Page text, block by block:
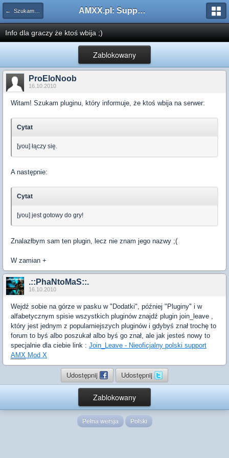
← Szukam pluginu AMXX.pl: Support AMX Mod X i SourceMod
Info dla graczy że ktoś wbija ;)
Zablokowany
ProEloNoob
16.10.2010
Witam! Szukam pluginu, który informuje, że ktoś wbija na serwer:
Cytat
[you] łączy się.
A następnie:
Cytat
[you] jest gotowy do gry!
Znalazłbym sam ten plugin, lecz nie znam jego nazwy ;(
W zamian +
.::PhaNtoMaS::.
16.10.2010
Wejdź sobie na górze w pasku w "Dodatki", później "Pluginy" i w
alfabetycznym spisie wszystkich pluginów znajdź plugin join_leave ,
który jest jednym z popularniejszych pluginów i gdybyś znał trochę to
forum to byś albo poszukał albo byś go znał, ale jak jesteś nowy to
specjalnie dla ciebie link : Join_Leave - Nieoficjalny polski support
AMX Mod X
Udostępnij Udostępnij
Zablokowany
Pełna wersja Polski